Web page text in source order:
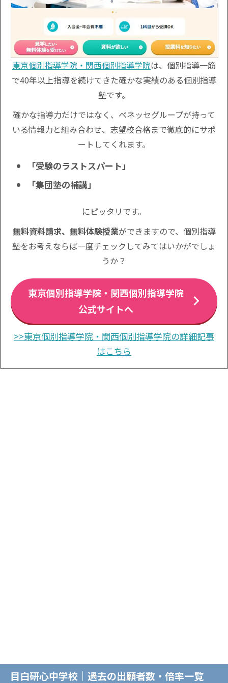
東京個別指導学院・関西個別指導学院は、個別指導一筋
で40年以上指導を続けてきた確かな実績のある個別指導
塾です。
確かな指導力だけではなく、ベネッセグループが持って
いる情報力と組み合わせ、志望校合格まで徹底的にサポ
ートしてくれます。
「受験のラストスパート」
「集団塾の補講」
にピッタリです。
無料資料請求、無料体験授業ができますので、個別指導
塾をお考えならば一度チェックしてみてはいかがでしょ
うか？
東京個別指導学院・関西個別指導学院
公式サイトへ
>>東京個別指導学院・関西個別指導学院の詳細記事
はこちら
目白研心中学校｜過去の出願者数・倍率一覧